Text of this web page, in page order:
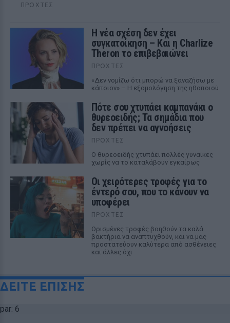
ΠΡΟΧΤΈΣ
Η νέα σχέση δεν έχει
συγκατοίκηση – Και η Charlize
Theron το επιβεβαιώνει
ΠΡΟΧΤΈΣ
«Δεν νομίζω ότι μπορώ να ξαναζήσω με
κάποιον» – Η εξομολόγηση της ηθοποιού
Πότε σου χτυπάει καμπανάκι ο
θυρεοειδής; Τα σημάδια που
δεν πρέπει να αγνοήσεις
ΠΡΟΧΤΈΣ
Ο θυρεοειδής χτυπάει πολλές γυναίκες
χωρίς να το καταλάβουν εγκαίρως
Οι χειρότερες τροφές για το
έντερό σου, που το κάνουν να
υποφέρει
ΠΡΟΧΤΈΣ
Ορισμένες τροφές βοηθούν τα καλά
βακτήρια να αναπτυχθούν, και να μας
προστατεύουν καλύτερα από ασθένειες
και άλλες όχι
ΔΕΙΤΕ ΕΠΙΣΗΣ
par: 6